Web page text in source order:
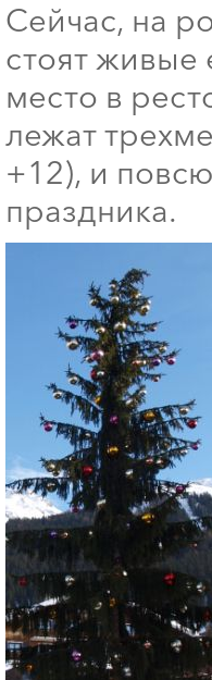
Сейчас, на
стоят живые
место в
лежат
+12), и
праздника.